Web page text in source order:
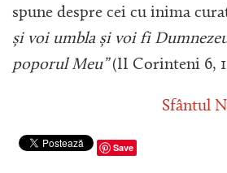
spune despre cei cu inima
și voi umbla și voi fi
poporul Meu”(II Corinteni 6,
Sfântul
Save